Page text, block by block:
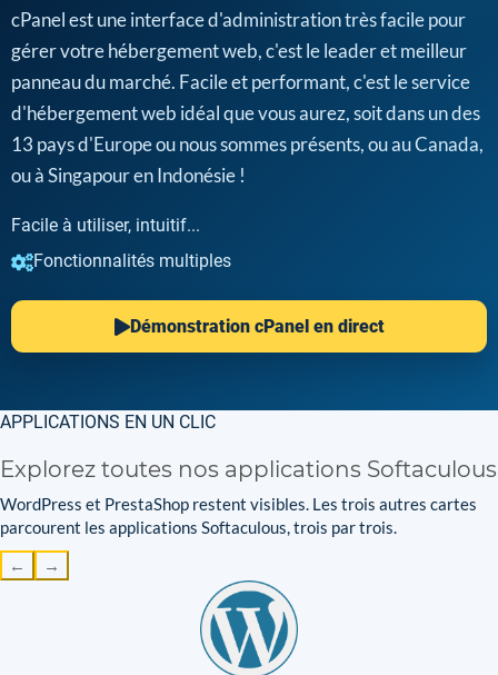
cPanel est une interface d'administration très facile pour
gérer votre hébergement web, c'est le leader et meilleur
panneau du marché. Facile et performant, c'est le service
d'hébergement web idéal que vous aurez, soit dans un des
13 pays d'Europe ou nous sommes présents, ou au Canada,
ou à Singapour en Indonésie !
Facile à utiliser, intuitif...
Fonctionnalités multiples
Démonstration cPanel en direct
APPLICATIONS EN UN CLIC
Explorez toutes nos applications Softaculous
WordPress et PrestaShop restent visibles. Les trois autres cartes
parcourent les applications Softaculous, trois par trois.
← →